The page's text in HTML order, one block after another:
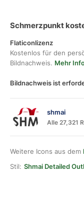
Schmerzpunkt
Flaticonlizenz
Kostenlos für den
Bildnachweis. Mehr
Bildnachweis ist
shmai
Alle 27,321
Weitere Icons aus dem
Stil: Shmai Detailed